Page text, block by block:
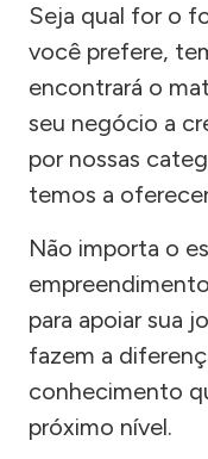
Seja qual for o
você prefere,
encontrará o
seu negócio a
por nossas
temos a
Não importa o
para apoiar sua
fazem a
conhecimento
próximo nível.